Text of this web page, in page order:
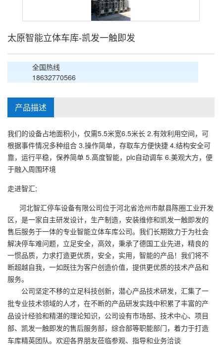
太原智能立体车库-凯发一触即发
全国热线
18632770566
产品描述
我们的设备占地面积小，仅需5.5米宽6.5米长 2.有效利用空间，可
根据事件情况多种组合 3.操作简单，存取车方便快捷 4.结构安全可
靠，运行平稳，保养简单 5.高度智能，plc自动调车 6.美观大方，便
于融入周围环境
走进智汇;
河北智汇停车设备有限公司位于河北省沧州市献县陈圈工业开发
区，是一家自主研发设计，生产制造，安装维修和凯发一触即发的
售后服务于一体的专业智能立体车库公司。我们长期致力于为社会
解决停车难问题，立足安全，高效，秉承了德国工业先进，精良的
一惯品质，力求打造更优质，安全，实用，智能的产品！我们将不
断超越自我，一如既往为客户创造价值，提供更优质的技术产品和
服务。
公司坚定不移的立足科技创新，潜心产品技术研发，汇集了一
批专业技术领域的人才，在不断的产品研发实践中积累了丰富的产
品设计经验和精湛的理论知识，公司设有市场部、技术中心、项目
部、凯发一触即发的售后服务部，综合部等职能部门，着力于打造
车库精英团队。欢迎各界朋友莅临参观、指导和业务洽谈